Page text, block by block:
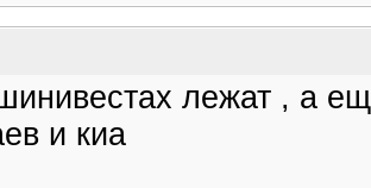
лежат , а
и киа